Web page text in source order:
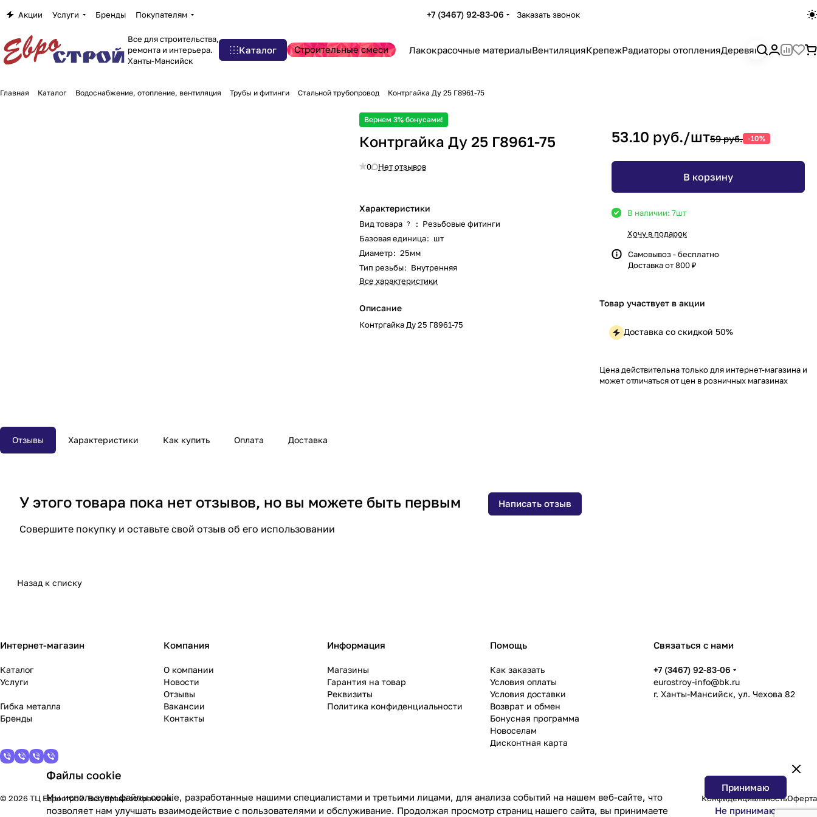
Акции Услуги Бренды Покупателям +7 (3467) 92-83-06 Заказать звонок
Все для строительства,
ремонта и интерьера.
Ханты-Мансийск
Каталог Строительные смеси Лакокрасочные материалыВентиляцияКрепежРадиаторы отопленияДеревянный
Главная Каталог Водоснабжение, отопление, вентиляция Трубы и фитинги Стальной трубопровод Контргайка Ду 25 Г8961-75
Вернем 3% бонусами!
Контргайка Ду 25 Г8961-75
0 Нет отзывов
Характеристики
Вид товара ? : Резьбовые фитинги
Базовая единица: шт
Диаметр: 25мм
Тип резьбы: Внутренняя
Все характеристики
Описание
Контргайка Ду 25 Г8961-75
53.10 руб./шт59 руб. -10%
В корзину
В наличии: 7шт
Хочу в подарок
Самовывоз - бесплатно
Доставка от 800 ₽
Товар участвует в акции
Доставка со скидкой 50%
Цена действительна только для интернет-магазина и
может отличаться от цен в розничных магазинах
Отзывы Характеристики Как купить Оплата Доставка
У этого товара пока нет отзывов, но вы можете быть первым
Совершите покупку и оставьте свой отзыв об его использовании
Написать отзыв
Назад к списку
Интернет-магазин
Каталог
Услуги
Гибка металла
Бренды
Компания
О компании
Новости
Отзывы
Вакансии
Контакты
Информация
Магазины
Гарантия на товар
Реквизиты
Политика конфиденциальности
Помощь
Как заказать
Условия оплаты
Условия доставки
Возврат и обмен
Бонусная программа
Новоселам
Дисконтная карта
Связаться с нами
+7 (3467) 92-83-06
eurostroy-info@bk.ru
г. Ханты-Мансийск, ул. Чехова 82
© 2026 ТЦ Еврострой. Все права сохранены. КонфиденциальностьОферта
Файлы cookie
Мы используем файлы cookie, разработанные нашими специалистами и третьими лицами, для анализа событий на нашем веб-сайте, что
позволяет нам улучшать взаимодействие с пользователями и обслуживание. Продолжая просмотр страниц нашего сайта, вы принимаете
Принимаю
Не принимаю